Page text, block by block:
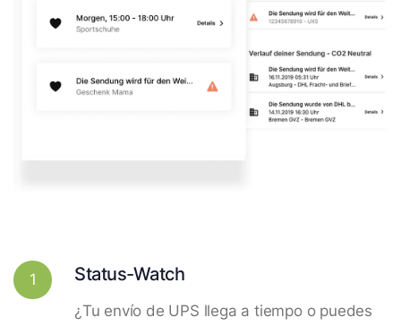
1 Status-Watch
¿Tu envío de UPS llega a tiempo o puedes